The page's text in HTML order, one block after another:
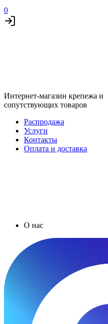
0
Интернет-магазин крепежа и
сопутствующих товаров
Распродажа
Услуги
Контакты
Оплата и доставка
О нас